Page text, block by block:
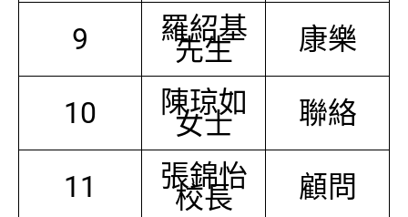
9 羅紹基
先生 康樂
10 陳琼如
女士 聯絡
11 張錦怡
校長 顧問